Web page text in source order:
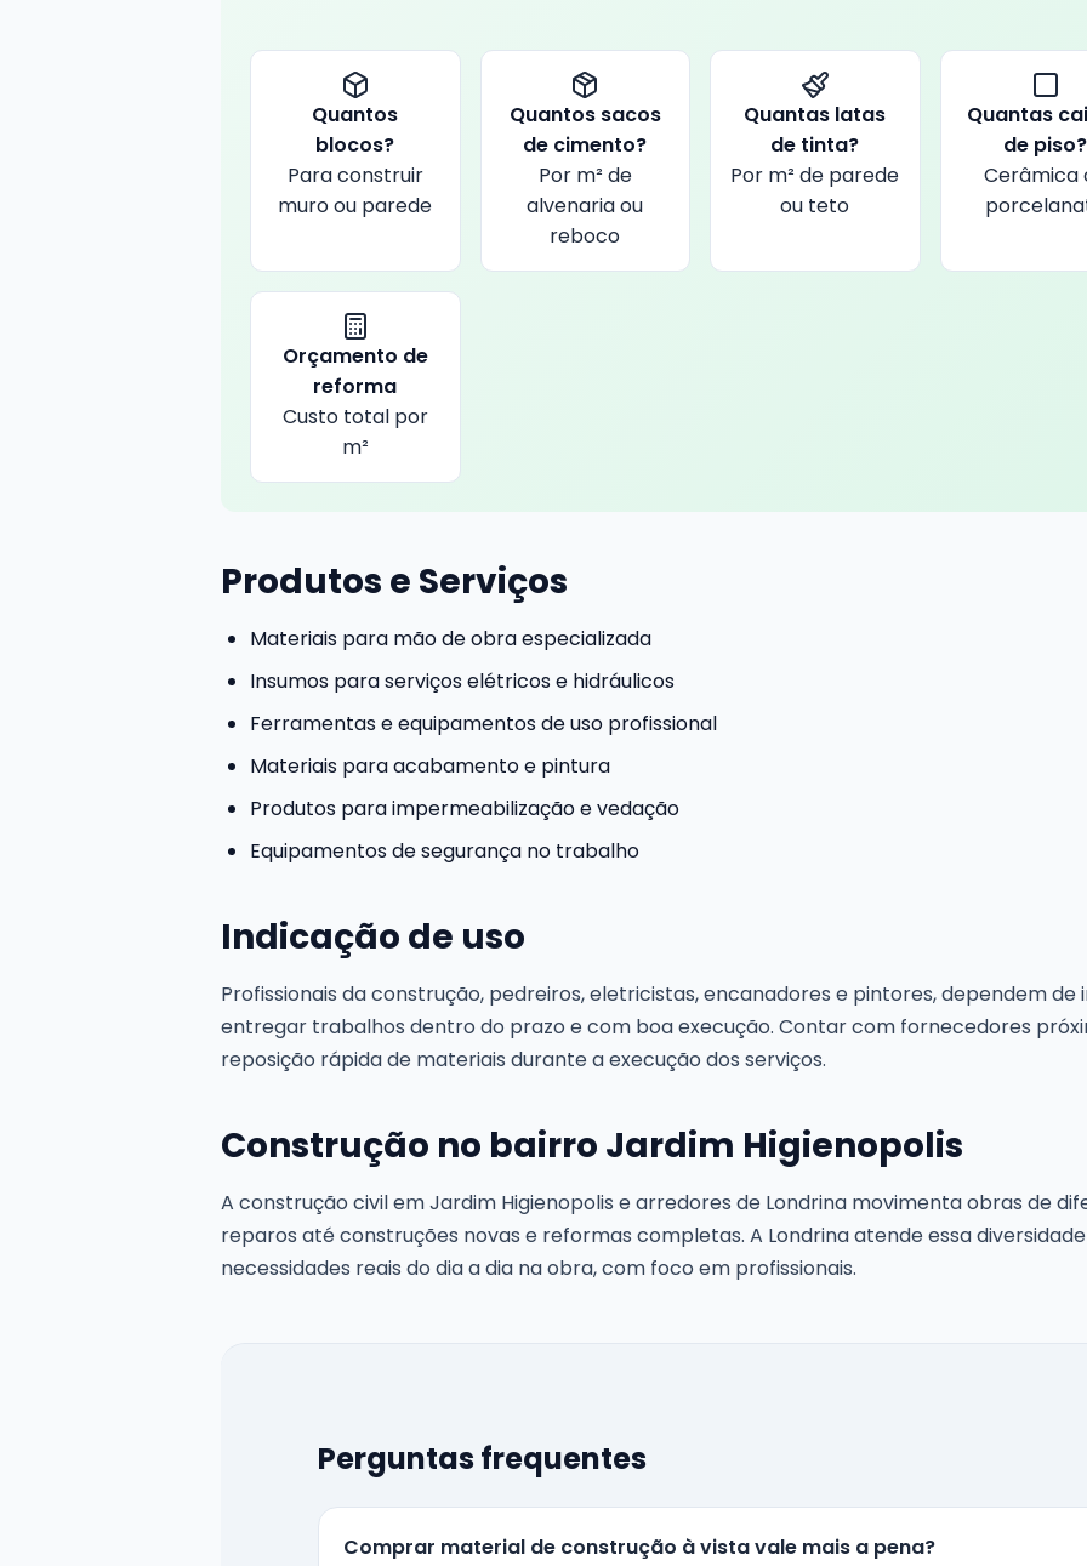
Quantos
blocos?
Para construir
muro ou parede
Quantos sacos
de cimento?
Por m² de
alvenaria ou
reboco
Quantas latas
de tinta?
Por m² de parede
ou teto
Quantas
de piso?
Cerâmica
Orçamento de
reforma
Custo total por
m²
Produtos e Serviços
Materiais para mão de obra especializada
Insumos para serviços elétricos e hidráulicos
Ferramentas e equipamentos de uso profissional
Materiais para acabamento e pintura
Produtos para impermeabilização e vedação
Equipamentos de segurança no trabalho
Indicação de uso
Profissionais da construção, pedreiros, eletricistas, encanadores e pintores, dependem de
entregar trabalhos dentro do prazo e com boa execução. Contar com fornecedores
reposição rápida de materiais durante a execução dos serviços.
Construção no bairro Jardim Higienopolis
A construção civil em Jardim Higienopolis e arredores de Londrina movimenta obras de
reparos até construções novas e reformas completas. A Londrina atende essa
necessidades reais do dia a dia na obra, com foco em profissionais.
Perguntas frequentes
Comprar material de construção à vista vale mais a pena?